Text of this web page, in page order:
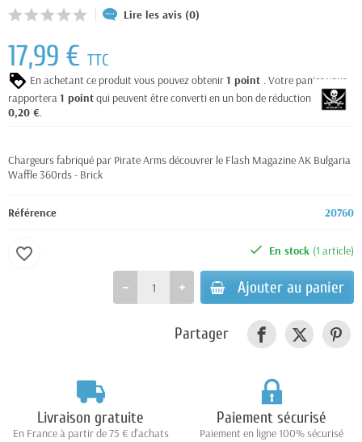
Lire les avis (0)
17,99 € TTC
En achetant ce produit vous pouvez obtenir1 point . Votre panier vous
rapportera1 pointqui peuvent être converti en un bon de réduction de
0,20 €.
Chargeurs fabriqué par Pirate Arms découvrer le Flash Magazine AK Bulgaria
Waffle 360rds - Brick
Référence 20760
En stock (1 article)
Ajouter au panier
favorite_border
Partager
Livraison gratuite
En France à partir de 75 € d'achats
Paiement sécurisé
Paiement en ligne 100% sécurisé